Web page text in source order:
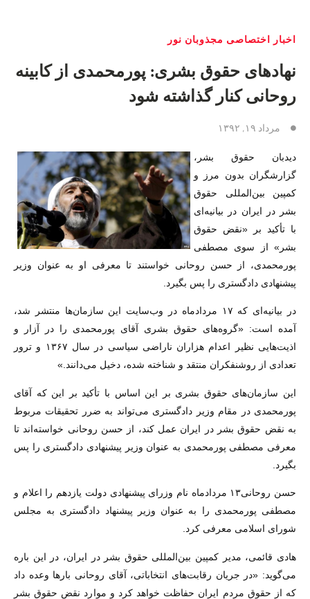
اخبار اختصاصی مجذوبان نور
نهادهای حقوق بشری: پورمحمدی از کابینه
روحانی کنار گذاشته شود
مرداد ۱۹, ۱۳۹۲
دیدبان حقوق بشر،
گزارشگران بدون مرز و
کمپین بین‌المللی حقوق
بشر در ایران در بیانیه‌ای
با تأکید بر «نقض حقوق
بشر» از سوی مصطفی
پورمحمدی، از حسن روحانی خواستند تا معرفی او به عنوان وزیر
پیشنهادی دادگستری را پس بگیرد.
در بیانیه‌ای که ۱۷ مردادماه در وب‌سایت‌ این سازمان‌ها منتشر شد،
آمده است: «گروه‌های حقوق بشری آقای پورمحمدی را در آزار و
اذیت‌هایی نظیر اعدام هزاران ناراضی سیاسی در سال ۱۳۶۷ و ترور
تعدادی از روشنفکران منتقد و شناخته شده، دخیل می‌دانند.»
این سازمان‌های حقوق بشری بر این اساس با تأکید بر این‌ که آقای
پورمحمدی در مقام وزیر دادگستری می‌تواند به ضرر تحقیقات مربوط
به نقض حقوق بشر در ایران عمل کند، از حسن روحانی خواسته‌اند تا
معرفی مصطفی پورمحمدی به عنوان وزیر پیشنهادی دادگستری را پس
بگیرد.
حسن روحانی۱۳ مردادماه نام وزرای پیشنهادی دولت یازدهم را اعلام و
مصطفی پورمحمدی را به عنوان وزیر پیشنهاد دادگستری به مجلس
شورای اسلامی معرفی کرد.
هادی قائمی، مدیر کمپین بین‌المللی حقوق بشر در ایران، در این باره
می‌گوید: «در جریان رقابت‌های انتخاباتی، آقای روحانی بارها وعده داد
که از حقوق مردم ایران حفاظت خواهد کرد و موارد نقض حقوق بشر